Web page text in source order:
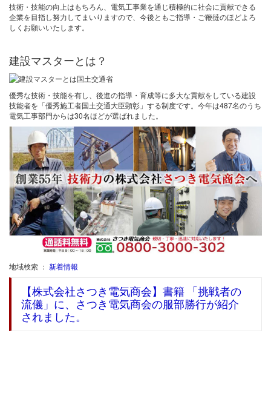
技術・技能の向上はもちろん、電気工事業を通じ積極的に社会に貢献できる
企業を目指し努力してまいりますので、今後ともご指導・ご鞭撻のほどよろ
しくお願いいたします。
建設マスターとは？
優秀な技術・技能を有し、後進の指導・育成等に多大な貢献をしている建設
技能者を「優秀施工者国土交通大臣顕彰」する制度です。今年は487名のうち
電気工事部門からは30名ほどが選ばれました。
地域検索 ： 新着情報
【株式会社さつき電気商会】書籍 「挑戦者の
流儀」に、さつき電気商会の服部勝行が紹介
されました。